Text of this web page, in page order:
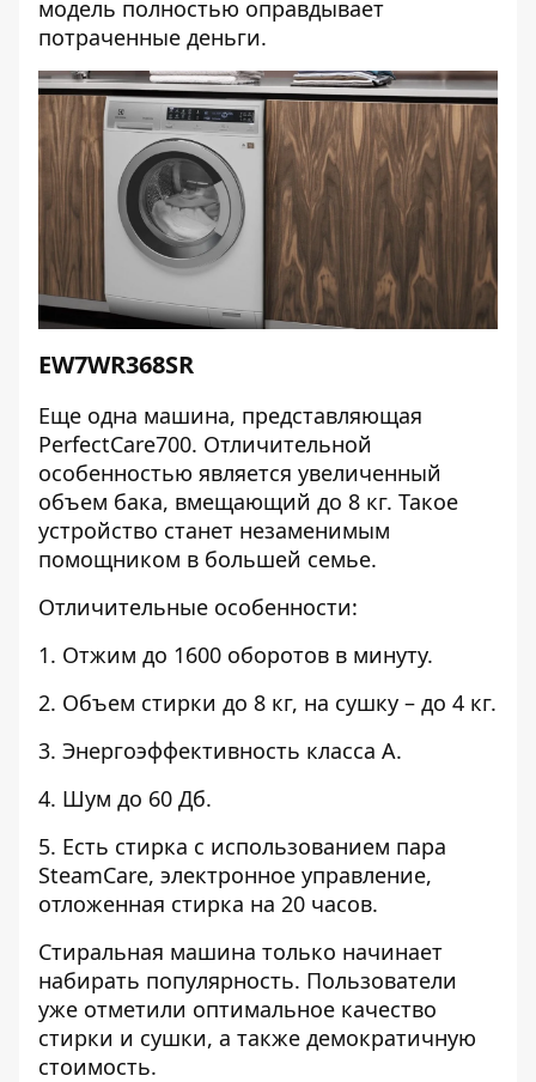
модель полностью оправдывает
потраченные деньги.
EW7WR368SR
Еще одна машина, представляющая
PerfectCare700. Отличительной
особенностью является увеличенный
объем бака, вмещающий до 8 кг. Такое
устройство станет незаменимым
помощником в большей семье.
Отличительные особенности:
1. Отжим до 1600 оборотов в минуту.
2. Объем стирки до 8 кг, на сушку – до 4 кг.
3. Энергоэффективность класса А.
4. Шум до 60 Дб.
5. Есть стирка с использованием пара
SteamCare, электронное управление,
отложенная стирка на 20 часов.
Стиральная машина только начинает
набирать популярность. Пользователи
уже отметили оптимальное качество
стирки и сушки, а также демократичную
стоимость.